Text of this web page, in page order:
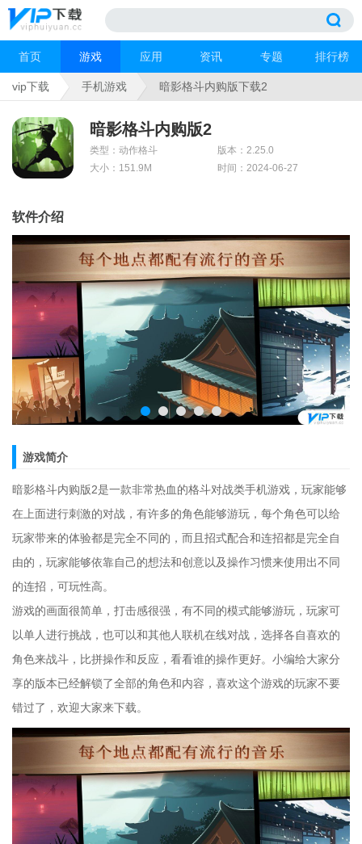
首页 游戏 应用 资讯 专题 排行榜
vip下载 手机游戏 暗影格斗内购版下载2
暗影格斗内购版2
类型：动作格斗
版本：2.25.0
大小：151.9M
时间：2024-06-27
软件介绍
游戏简介
暗影格斗内购版2是一款非常热血的格斗对战类手机游戏，玩家能够
在上面进行刺激的对战，有许多的角色能够游玩，每个角色可以给
玩家带来的体验都是完全不同的，而且招式配合和连招都是完全自
由的，玩家能够依靠自己的想法和创意以及操作习惯来使用出不同
的连招，可玩性高。
游戏的画面很简单，打击感很强，有不同的模式能够游玩，玩家可
以单人进行挑战，也可以和其他人联机在线对战，选择各自喜欢的
角色来战斗，比拼操作和反应，看看谁的操作更好。小编给大家分
享的版本已经解锁了全部的角色和内容，喜欢这个游戏的玩家不要
错过了，欢迎大家来下载。